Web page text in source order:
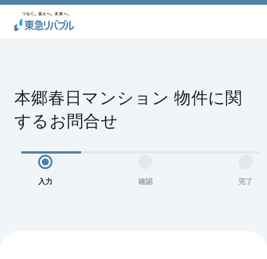
本郷春日マンション 物件に関
するお問合せ
入力 確認 完了